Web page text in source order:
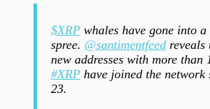
$XRP whales have gone into
spree. @santimentfeed reveals
new addresses with more than
#XRP have joined the
23.